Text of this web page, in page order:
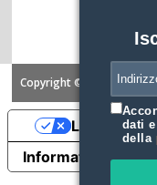
dati
della
Copyright ©2026.
Informativa sulla
Le tue